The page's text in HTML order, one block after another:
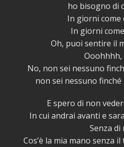
ho bisogno di
In giorni come
In giorni
Oh, puoi sentire il
Ooohhhh,
No, non sei nessuno
non sei nessuno
E spero di non
In cui andrai avanti e
Senza di
Cos’è la mia mano senza